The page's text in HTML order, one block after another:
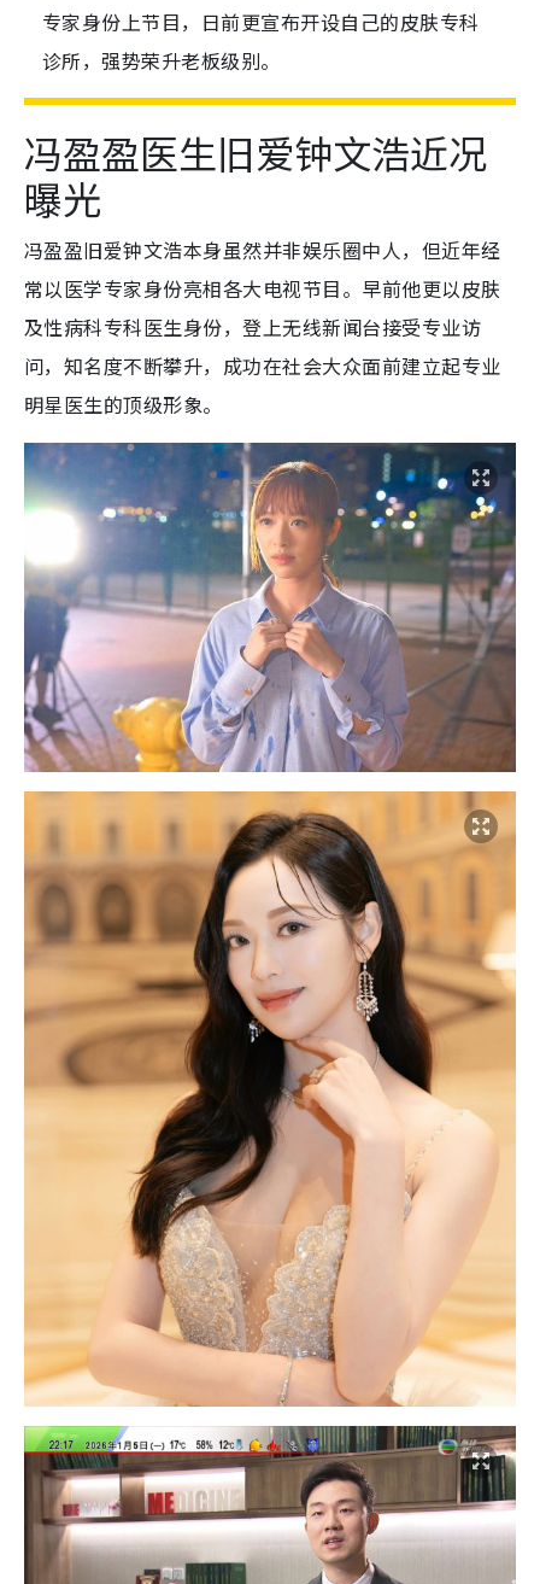
专家身份上节目，日前更宣布开设自己的皮肤专科
诊所，强势荣升老板级别。
冯盈盈医生旧爱钟文浩近况
曝光
冯盈盈旧爱钟文浩本身虽然并非娱乐圈中人，但近年经
常以医学专家身份亮相各大电视节目。早前他更以皮肤
及性病科专科医生身份，登上无线新闻台接受专业访
问，知名度不断攀升，成功在社会大众面前建立起专业
明星医生的顶级形象。